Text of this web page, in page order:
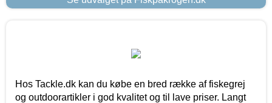
Hos Tackle.dk kan du købe en bred række af fiskegrej
og outdoorartikler i god kvalitet og til lave priser. Langt